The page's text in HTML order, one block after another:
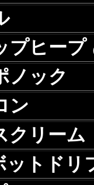
プヒープ
ノック
ン
クリーム
ットド